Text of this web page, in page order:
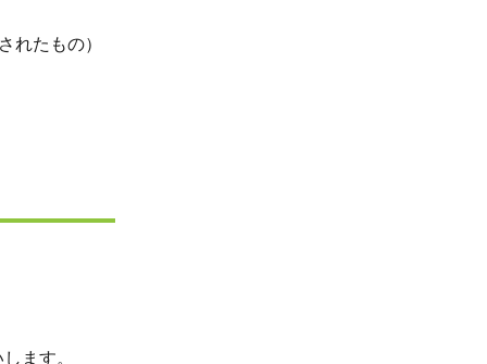
れたもの）
ます。